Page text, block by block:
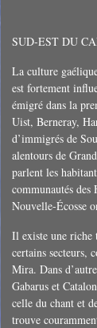
SUD-EST DU
La culture
est fortement
émigré dans la
Uist, Berneray,
d’immigrés de
alentours de
parlent les
communautés des
Nouvelle-Écosse
Il existe une riche
certains secteurs,
Mira. Dans
Gabarus et
celle du chant et
trouve